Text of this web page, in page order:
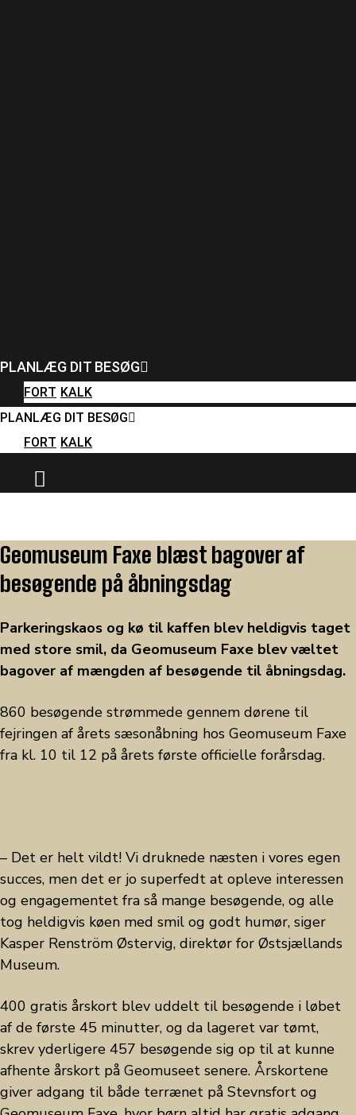
PLANLÆG DIT BESØG
FORT KALK
PLANLÆG DIT BESØG
FORT KALK
Geomuseum Faxe blæst bagover af
besøgende på åbningsdag
Parkeringskaos og kø til kaffen blev heldigvis taget
med store smil, da Geomuseum Faxe blev væltet
bagover af mængden af besøgende til åbningsdag.
860 besøgende strømmede gennem dørene til
fejringen af årets sæsonåbning hos Geomuseum Faxe
fra kl. 10 til 12 på årets første officielle forårsdag.
– Det er helt vildt! Vi druknede næsten i vores egen
succes, men det er jo superfedt at opleve interessen
og engagementet fra så mange besøgende, og alle
tog heldigvis køen med smil og godt humør, siger
Kasper Renström Østervig, direktør for Østsjællands
Museum.
400 gratis årskort blev uddelt til besøgende i løbet
af de første 45 minutter, og da lageret var tømt,
skrev yderligere 457 besøgende sig op til at kunne
afhente årskort på Geomuseet senere. Årskortene
giver adgang til både terrænet på Stevnsfort og